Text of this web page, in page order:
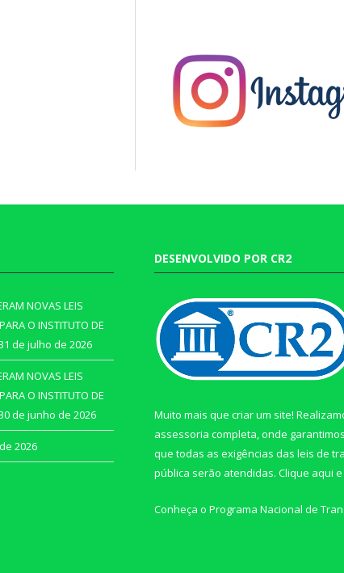
NOVAS LEIS
O INSTITUTO DE
de julho de 2026
NOVAS LEIS
O INSTITUTO DE
de junho de 2026
2026
DESENVOLVIDO POR CR2
Muito mais que criar um site!
assessoria completa, onde
que todas as exigências das leis de
pública serão atendidas. Clique aqui
Conheça o Programa Nacional de